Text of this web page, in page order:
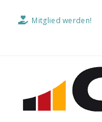
Mitglied werden!